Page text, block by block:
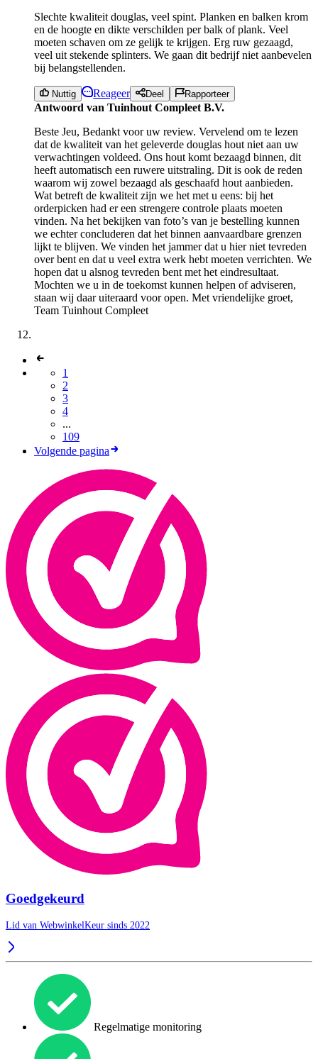
Slechte kwaliteit douglas, veel spint. Planken en balken krom
en de hoogte en dikte verschilden per balk of plank. Veel
moeten schaven om ze gelijk te krijgen. Erg ruw gezaagd,
veel uit stekende splinters. We gaan dit bedrijf niet aanbevelen
bij belangstellenden.
Nuttig Reageer Deel Rapporteer
Antwoord van Tuinhout Compleet B.V.
Beste Jeu, Bedankt voor uw review. Vervelend om te lezen
dat de kwaliteit van het geleverde douglas hout niet aan uw
verwachtingen voldeed. Ons hout komt bezaagd binnen, dit
heeft automatisch een ruwere uitstraling. Dit is ook de reden
waarom wij zowel bezaagd als geschaafd hout aanbieden.
Wat betreft de kwaliteit zijn we het met u eens: bij het
orderpicken had er een strengere controle plaats moeten
vinden. Na het bekijken van foto’s van je bestelling kunnen
we echter concluderen dat het binnen aanvaardbare grenzen
lijkt te blijven. We vinden het jammer dat u hier niet tevreden
over bent en dat u veel extra werk hebt moeten verrichten. We
hopen dat u alsnog tevreden bent met het eindresultaat.
Mochten we u in de toekomst kunnen helpen of adviseren,
staan wij daar uiteraard voor open. Met vriendelijke groet,
Team Tuinhout Compleet
1
2
3
4
...
109
Volgende pagina
Goedgekeurd
Lid van WebwinkelKeur sinds 2022
Regelmatige monitoring